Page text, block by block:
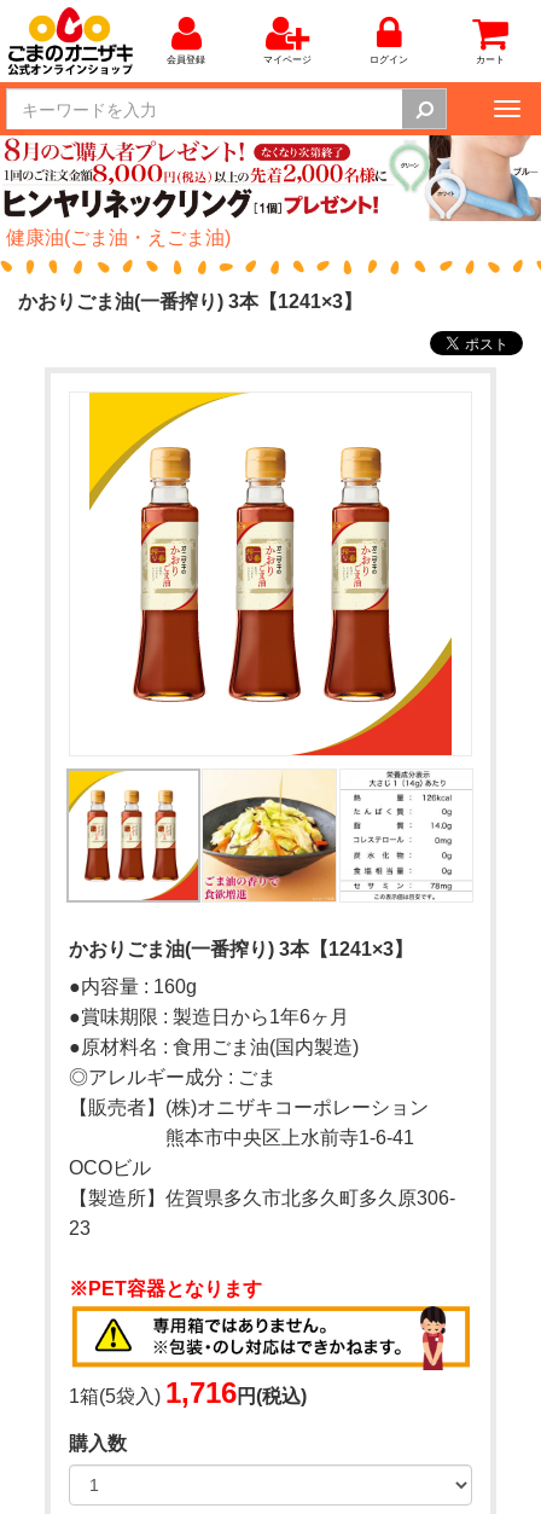
会員登録 マイページ ログイン カート
健康油(ごま油・えごま油)
かおりごま油(一番搾り) 3本【1241×3】
かおりごま油(一番搾り) 3本【1241×3】
●内容量 : 160g
●賞味期限 : 製造日から1年6ヶ月
●原材料名 : 食用ごま油(国内製造)
◎アレルギー成分 : ごま
【販売者】(株)オニザキコーポレーション
熊本市中央区上水前寺1-6-41
OCOビル
【製造所】佐賀県多久市北多久町多久原306-
23
※PET容器となります
1箱(5袋入) 1,716円(税込)
購入数